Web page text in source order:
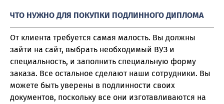
ЧТО НУЖНО ДЛЯ ПОКУПКИ ПОДЛИННОГО ДИПЛОМА
От клиента требуется самая малость. Вы должны
зайти на сайт, выбрать необходимый ВУЗ и
специальность, и заполнить специальную форму
заказа. Все остальное сделают наши сотрудники. Вы
можете быть уверены в подлинности своих
документов, поскольку все они изготавливаются на